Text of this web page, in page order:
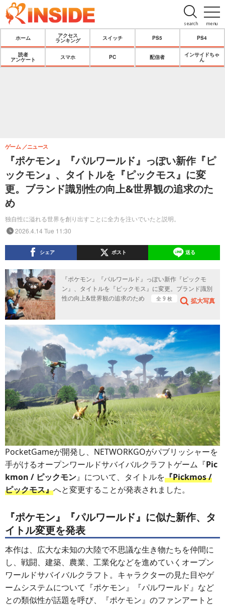
menu
search
ホーム
アクセス
ランキング
スイッチ PS5 PS4
読者
アンケート
スマホ PC 配信者
インサイドちゃ
ん
『ポケモン』『パルワールド』っぽい新作『ピ
ックモン』、タイトルを『ピックモス』に変
更。ブランド識別性の向上&世界観の追求のた
め
独自性に溢れる世界を創り出すことに全力を注いでいたと説明。
ゲーム ニュース
2026.4.14 Tue 11:30
シェア ポスト 送る
『ポケモン』『パルワールド』っぽい新作『ピックモ
ン』、タイトルを『ピックモス』に変更。ブランド識別
性の向上&世界観の追求のため
全 9 枚 拡大写真
PocketGameが開発し、NETWORKGOがパブリッシャーを
手がけるオープンワールドサバイバルクラフトゲーム『Pic
kmon / ピックモン』について、タイトルを『Pickmos /
ピックモス』へと変更することが発表されました。
『ポケモン』『パルワールド』に似た新作、タ
イトル変更を発表
本作は、広大な未知の大陸で不思議な生き物たちを仲間に
し、戦闘、建築、農業、工業化などを進めていくオープン
ワールドサバイバルクラフト。キャラクターの見た目やゲ
ームシステムについて『ポケモン』『パルワールド』など
との類似性が話題を呼び、『ポケモン』のファンアートと